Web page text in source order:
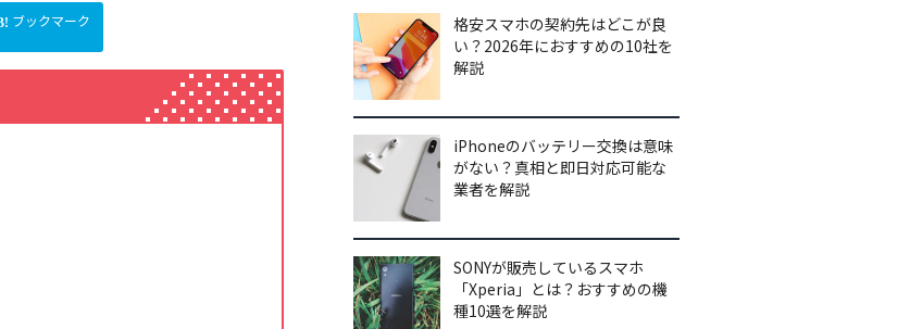
ブックマーク
格安スマホの契約先はどこが良
い？2026年におすすめの10社を
解説
iPhoneのバッテリー交換は意味
がない？真相と即日対応可能な
業者を解説
SONYが販売しているスマホ
「Xperia」とは？おすすめの機
種10選を解説